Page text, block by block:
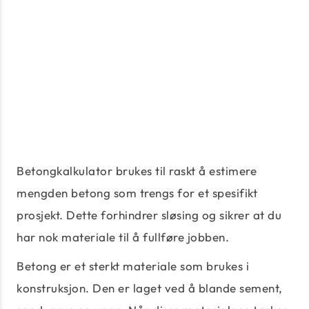
Betongkalkulator brukes til raskt å estimere
mengden betong som trengs for et spesifikt
prosjekt. Dette forhindrer sløsing og sikrer at du
har nok materiale til å fullføre jobben.
Betong er et sterkt materiale som brukes i
konstruksjon. Den er laget ved å blande sement,